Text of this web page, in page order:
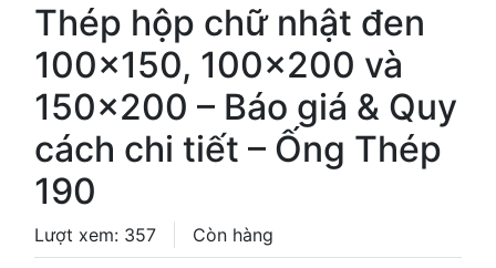
Thép hộp chữ nhật đen
100x150, 100x200 và
150x200 – Báo giá & Quy
cách chi tiết – Ống Thép
190
Lượt xem: 357 Còn hàng